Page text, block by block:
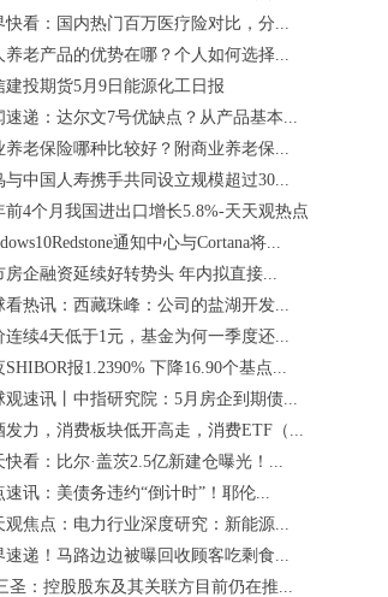
快看：国内热门百万医疗险对比，分...
养老产品的优势在哪？个人如何选择...
建投期货5月9日能源化工日报
速递：达尔文7号优缺点？从产品基本...
养老保险哪种比较好？附商业养老保...
与中国人寿携手共同设立规模超过30...
前4个月我国进出口增长5.8%-天天观热点
通知中心与Cortana将...
房企融资延续好转势头 年内拟直接...
看热讯：西藏珠峰：公司的盐湖开发...
连续4天低于1元，基金为何一季度还...
SHIBOR报1.2390% 下降16.90个基点...
观速讯丨中指研究院：5月房企到期债...
发力，消费板块低开高走，消费ETF（...
快看：比尔·盖茨2.5亿新建仓曝光！...
速讯：美债务违约“倒计时”！耶伦...
观焦点：电力行业深度研究：新能源...
速递！马路边边被曝回收顾客吃剩食...
圣：控股股东及其关联方目前仍在推...